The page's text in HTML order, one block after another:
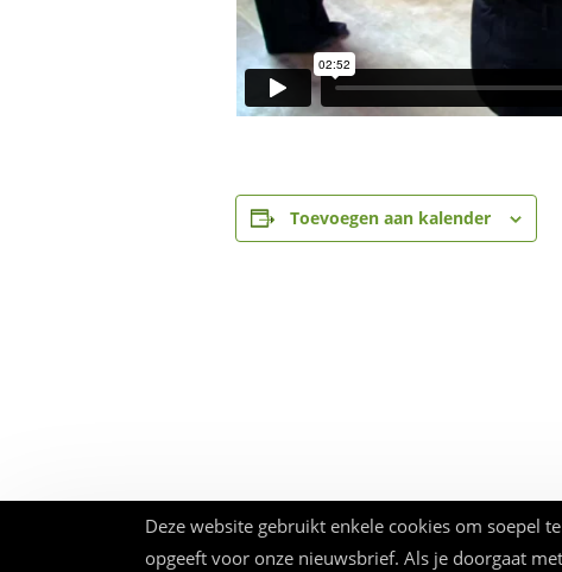
Toevoegen aan kalender
Deze website gebruikt enkele cookies om soepel
opgeeft voor onze nieuwsbrief. Als je doorgaat